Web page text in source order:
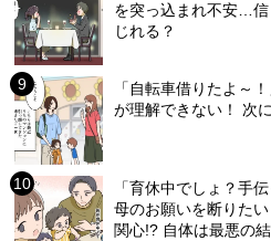
を突っ込まれ不安…
じれる？
「自転車借りたよ～
が理解できない！ 次
「育休中でしょ？手
母のお願いを断りた
関心!? 自体は最悪の